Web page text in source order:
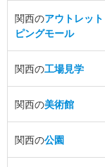
関西のアウトレッ
ピングモール
関西の工場見学
関西の美術館
関西の公園